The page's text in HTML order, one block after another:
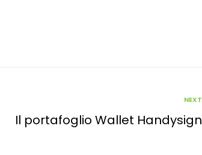
NEXT
Il portafoglio Wallet Handysign